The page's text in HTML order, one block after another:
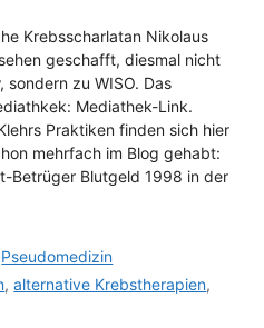
Krebsscharlatan Nikolaus
geschafft, diesmal nicht
sondern zu WISO. Das
Mediathek-Link.
Praktiken finden sich hier
mehrfach im Blog gehabt:
Betrüger Blutgeld 1998 in der
Pseudomedizin
,alternative Krebstherapien,